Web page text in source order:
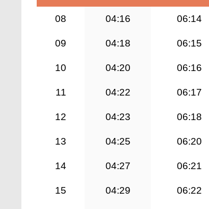
08 04:16 06:14
09 04:18 06:15
10 04:20 06:16
11 04:22 06:17
12 04:23 06:18
13 04:25 06:20
14 04:27 06:21
15 04:29 06:22